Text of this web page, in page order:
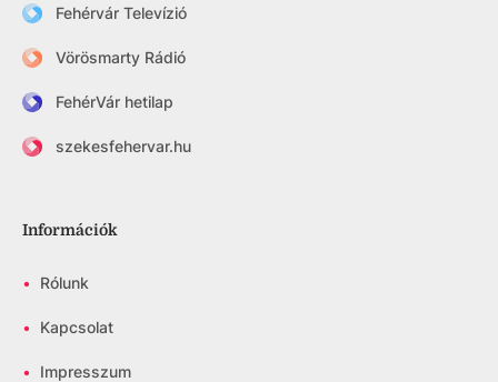
Fehérvár Televízió
Vörösmarty Rádió
FehérVár hetilap
szekesfehervar.hu
Információk
• Rólunk
• Kapcsolat
• Impresszum